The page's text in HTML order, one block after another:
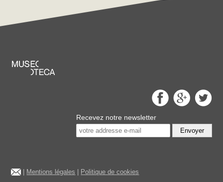
Recevez notre newsletter
Envoyer
Mentions légales Politique de cookies